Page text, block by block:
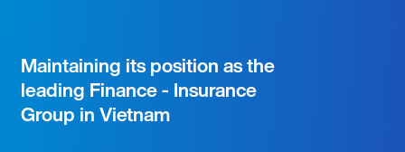
Maintaining its position as the
leading Finance - Insurance
Group in Vietnam